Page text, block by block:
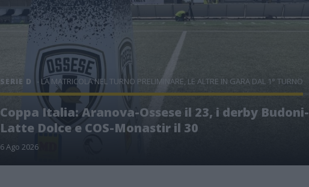
SERIE D - LA MATRICOLA NEL TURNO PRELIMINARE, LE ALTRE IN GARA DAL 1° TURNO
Coppa Italia: Aranova-Ossese il 23, i derby Budoni-
Latte Dolce e COS-Monastir il 30
6 Ago 2026